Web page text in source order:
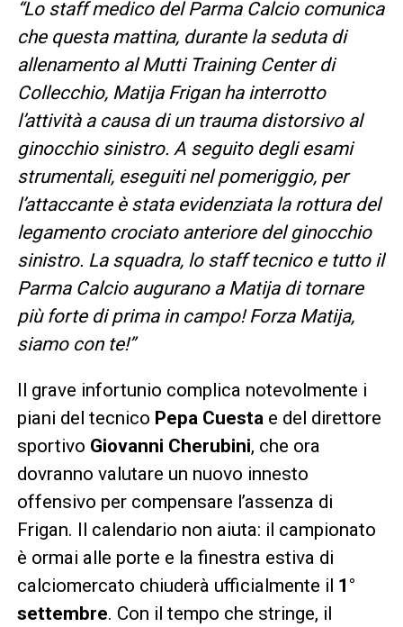
“Lo staff medico del Parma Calcio comunica
che questa mattina, durante la seduta di
allenamento al Mutti Training Center di
Collecchio, Matija Frigan ha interrotto
l’attività a causa di un trauma distorsivo al
ginocchio sinistro. A seguito degli esami
strumentali, eseguiti nel pomeriggio, per
l’attaccante è stata evidenziata la rottura del
legamento crociato anteriore del ginocchio
sinistro. La squadra, lo staff tecnico e tutto il
Parma Calcio augurano a Matija di tornare
più forte di prima in campo! Forza Matija,
siamo con te!”
Il grave infortunio complica notevolmente i
piani del tecnico Pepa Cuesta e del direttore
sportivo Giovanni Cherubini, che ora
dovranno valutare un nuovo innesto
offensivo per compensare l’assenza di
Frigan. Il calendario non aiuta: il campionato
è ormai alle porte e la finestra estiva di
calciomercato chiuderà ufficialmente il 1°
settembre. Con il tempo che stringe, il